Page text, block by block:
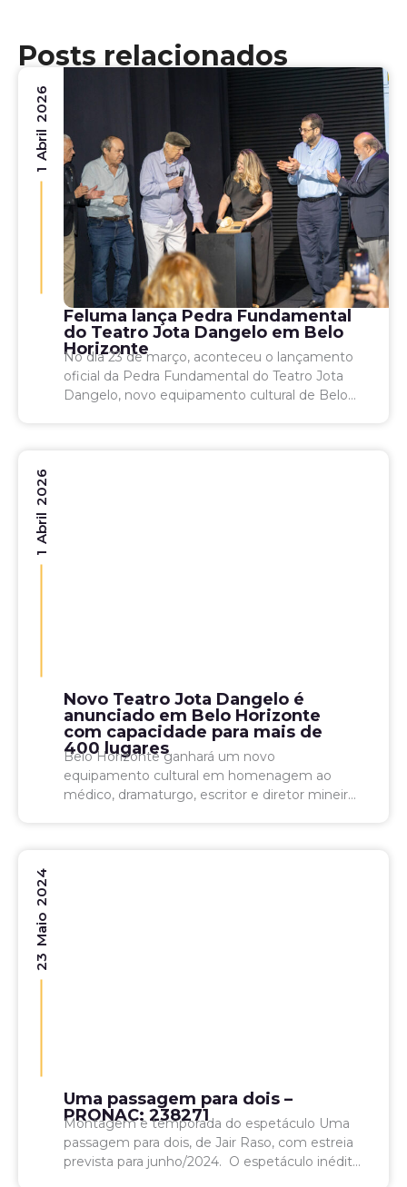
Posts relacionados
Feluma lança Pedra Fundamental
do Teatro Jota Dangelo em Belo
Horizonte
No dia 23 de março, aconteceu o lançamento
oficial da Pedra Fundamental do Teatro Jota
Dangelo, novo equipamento cultural de Belo
1 Abril 2026
Novo Teatro Jota Dangelo é
anunciado em Belo Horizonte
com capacidade para mais de
400 lugares
Belo Horizonte ganhará um novo
equipamento cultural em homenagem ao
médico, dramaturgo, escritor e diretor mineiro
1 Abril 2026
Uma passagem para dois –
PRONAC: 238271
Montagem e temporada do espetáculo Uma
passagem para dois, de Jair Raso, com estreia
prevista para junho/2024. O espetáculo inédito
23 Maio 2024